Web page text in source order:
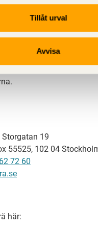
Tillåt urval
Avvisa
svensk
trä- och
Storgatan 19
55525, 102 04
72 60
här: